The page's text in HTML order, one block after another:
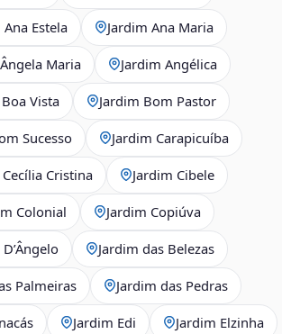
Ana Estela Jardim Ana Maria
Maria Jardim Angélica
Vista Jardim Bom Pastor
Sucesso Jardim Carapicuíba
Cristina Jardim Cibele
Colonial Jardim Copiúva
Jardim das Belezas
Palmeiras Jardim das Pedras
Jardim Edi Jardim Elzinha